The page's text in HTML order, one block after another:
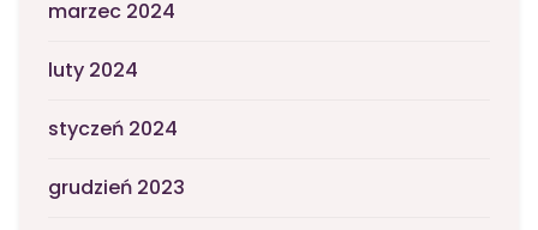
marzec 2024
luty 2024
styczeń 2024
grudzień 2023